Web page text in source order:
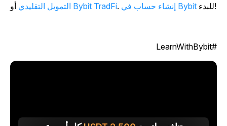
التمويل التقليديأو Bybit TradFi. إنشاء حساب في Bybit